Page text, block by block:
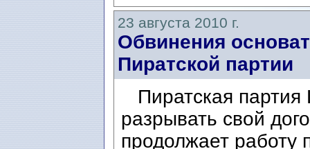
23 августа 2010 г.
Обвинения
Пиратской партии
Пиратская партия
разрывать свой
продолжает